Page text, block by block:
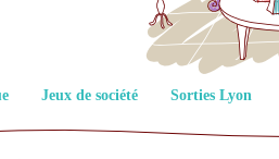
Jeux de société Sorties Lyon